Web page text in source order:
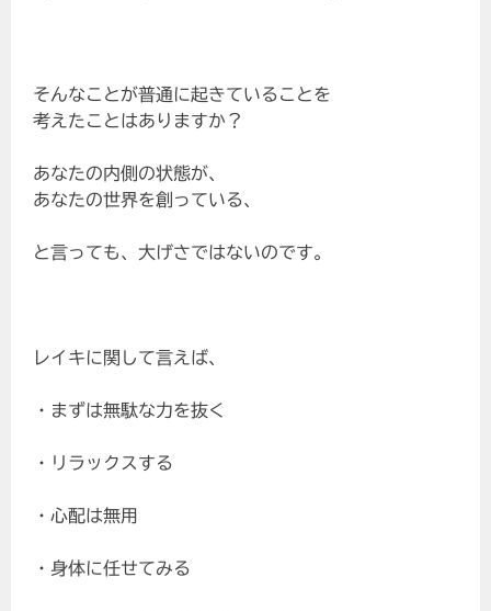
そんなことが普通に起きていることを
考えたことはありますか？
あなたの内側の状態が、
あなたの世界を創っている、
と言っても、大げさではないのです。
レイキに関して言えば、
・まずは無駄な力を抜く
・リラックスする
・心配は無用
・身体に任せてみる